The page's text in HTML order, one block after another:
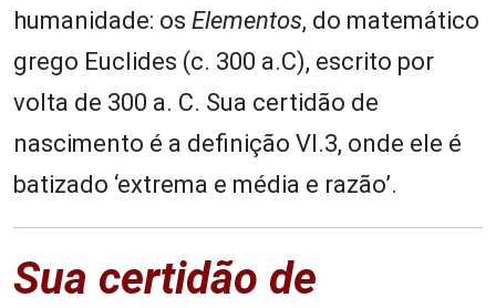
humanidade: os Elementos, do matemático
grego Euclides (c. 300 a.C), escrito por
volta de 300 a. C. Sua certidão de
nascimento é a definição VI.3, onde ele é
batizado ‘extrema e média e razão’.
Sua certidão de